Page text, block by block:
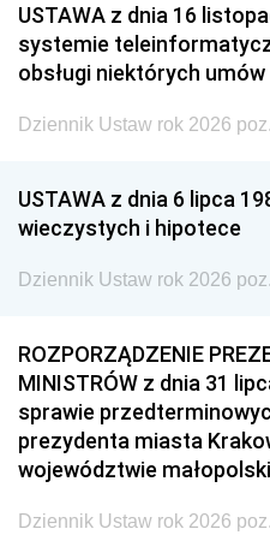
USTAWA z dnia 16
systemie
obsługi niektórych umów
Dziennik Ustaw rok 2026
USTAWA z dnia 6 lipca
wieczystych i hipotece
Dziennik Ustaw rok 2026
ROZPORZĄDZENIE
MINISTRÓW z dnia 31
sprawie
prezydenta miasta
województwie
Dziennik Ustaw rok 2026